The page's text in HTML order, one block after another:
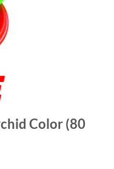
Color (80